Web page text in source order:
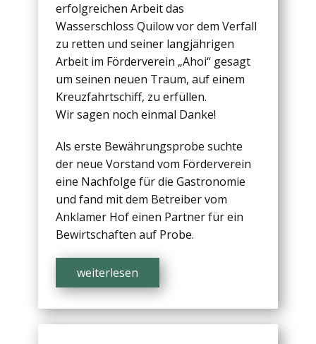
erfolgreichen Arbeit das
Wasserschloss Quilow vor dem Verfall
zu retten und seiner langjährigen
Arbeit im Förderverein „Ahoi“ gesagt
um seinen neuen Traum, auf einem
Kreuzfahrtschiff, zu erfüllen.
Wir sagen noch einmal Danke!
Als erste Bewährungsprobe suchte
der neue Vorstand vom Förderverein
eine Nachfolge für die Gastronomie
und fand mit dem Betreiber vom
Anklamer Hof einen Partner für ein
Bewirtschaften auf Probe.
weiterlesen